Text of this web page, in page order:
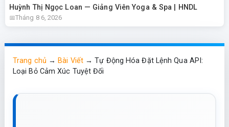
Huỳnh Thị Ngọc Loan — Giảng Viên Yoga & Spa | HNDL
Tháng 8 6, 2026
Trang chủ →Bài Viết→Tự Động Hóa Đặt Lệnh Qua API:
Loại Bỏ Cảm Xúc Tuyệt Đối